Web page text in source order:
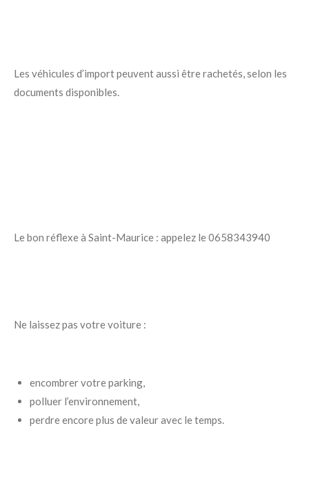
Les véhicules d’import peuvent aussi être rachetés, selon les
documents disponibles.
Le bon réflexe à Saint-Maurice : appelez le 0658343940
Ne laissez pas votre voiture :
encombrer votre parking,
polluer l’environnement,
perdre encore plus de valeur avec le temps.